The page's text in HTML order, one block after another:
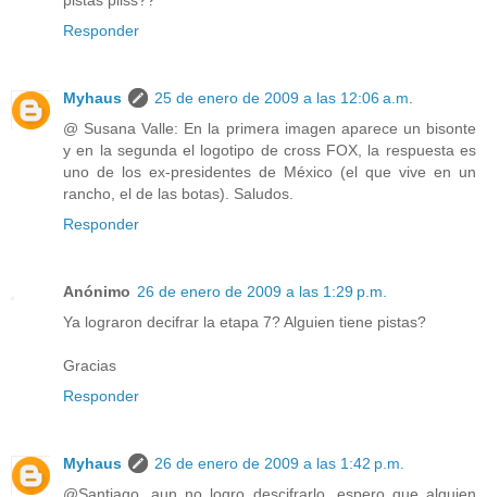
Responder
Myhaus
25 de enero de 2009 a las 12:06 a.m.
@ Susana Valle: En la primera imagen aparece un bisonte
y en la segunda el logotipo de cross FOX, la respuesta es
uno de los ex-presidentes de México (el que vive en un
rancho, el de las botas). Saludos.
Responder
Anónimo 26 de enero de 2009 a las 1:29 p.m.
Ya lograron decifrar la etapa 7? Alguien tiene pistas?
Gracias
Responder
Myhaus
26 de enero de 2009 a las 1:42 p.m.